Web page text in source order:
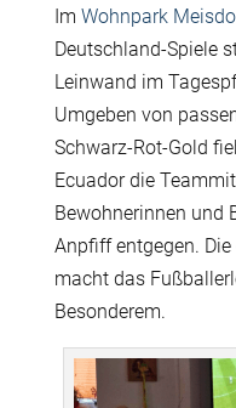
Im Wohnpark
Deutschland-Spiele
Leinwand im
Umgeben von
Schwarz-Rot-Gold
Ecuador die
Bewohnerinnen und
Anpfiff entgegen.
macht das
Besonderem.